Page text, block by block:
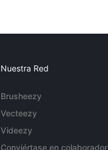
Nuestra Red
Brusheezy
Vecteezy
Videezy
Conviértase en colaborador